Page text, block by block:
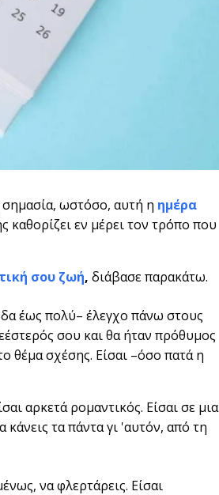
σημασία, ωστόσο, αυτή η ημέρα
καθορίζει εν μέρει τον τρόπο που
σου ζωή, διάβασε παρακάτω.
έως πολύ– έλεγχο πάνω στους
σου και θα ήταν πρόθυμος
θέμα σχέσης. Είσαι –όσο πατά η
αρκετά ρομαντικός. Είσαι σε μια
τα πάντα γι 'αυτόν, από τη
να φλερτάρεις. Είσαι